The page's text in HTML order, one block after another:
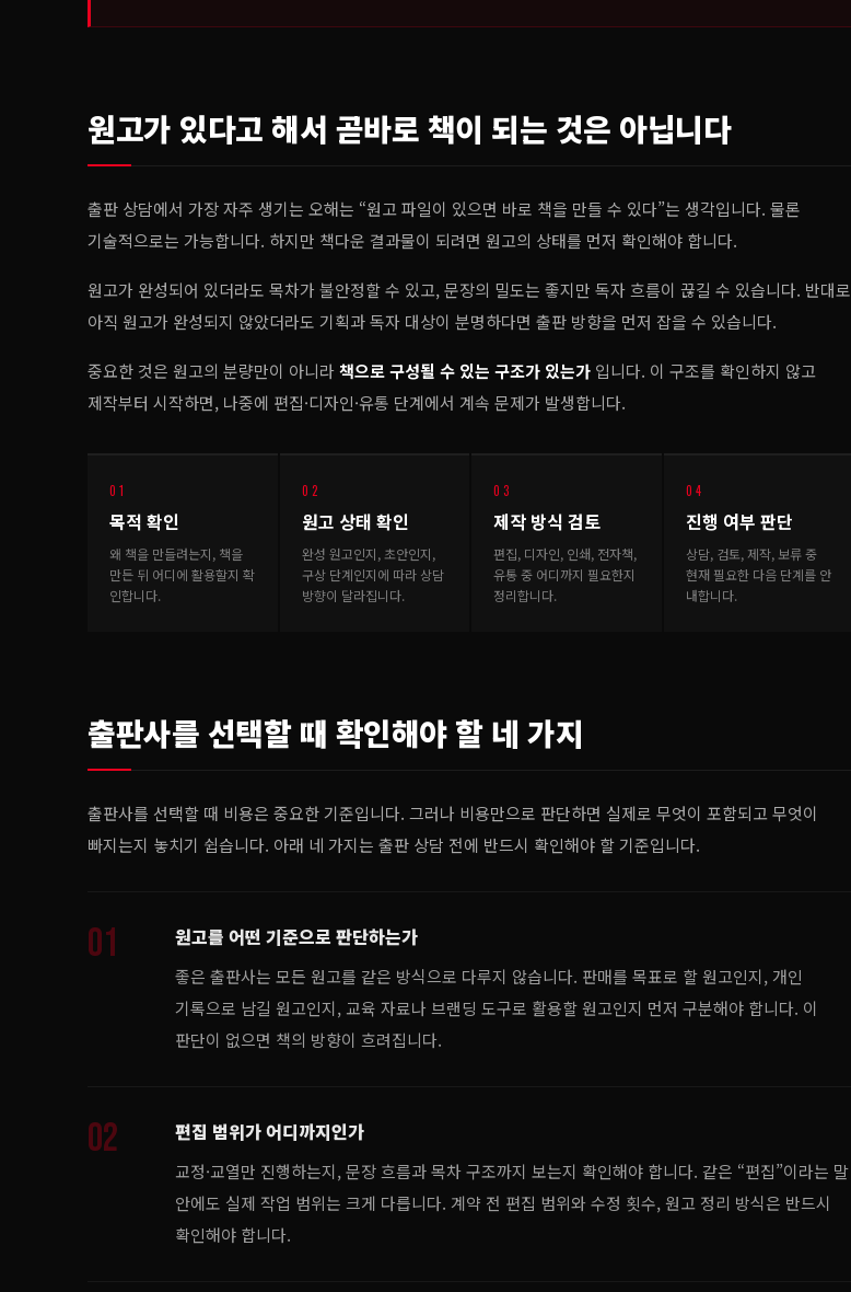
원고가 있다고 해서 곧바로 책이 되는 것은 아닙니다
출판 상담에서 가장 자주 생기는 오해는 “원고 파일이 있으면 바로 책을 만들 수 있다”는 생각입니다. 물론
기술적으로는 가능합니다. 하지만 책다운 결과물이 되려면 원고의 상태를 먼저 확인해야 합니다.
원고가 완성되어 있더라도 목차가 불안정할 수 있고, 문장의 밀도는 좋지만 독자 흐름이 끊길 수 있습니다. 반대로
아직 원고가 완성되지 않았더라도 기획과 독자 대상이 분명하다면 출판 방향을 먼저 잡을 수 있습니다.
중요한 것은 원고의 분량만이 아니라책으로 구성될 수 있는 구조가 있는가 입니다. 이 구조를 확인하지 않고
제작부터 시작하면, 나중에 편집·디자인·유통 단계에서 계속 문제가 발생합니다.
01
목적 확인
왜 책을 만들려는지, 책을
만든 뒤 어디에 활용할지 확
인합니다.
02
원고 상태 확인
완성 원고인지, 초안인지,
구상 단계인지에 따라 상담
방향이 달라집니다.
03
제작 방식 검토
편집, 디자인, 인쇄, 전자책,
유통 중 어디까지 필요한지
정리합니다.
04
진행 여부 판단
상담, 검토, 제작, 보류 중
현재 필요한 다음 단계를 안
내합니다.
출판사를 선택할 때 확인해야 할 네 가지
출판사를 선택할 때 비용은 중요한 기준입니다. 그러나 비용만으로 판단하면 실제로 무엇이 포함되고 무엇이
빠지는지 놓치기 쉽습니다. 아래 네 가지는 출판 상담 전에 반드시 확인해야 할 기준입니다.
01 원고를 어떤 기준으로 판단하는가
좋은 출판사는 모든 원고를 같은 방식으로 다루지 않습니다. 판매를 목표로 할 원고인지, 개인
기록으로 남길 원고인지, 교육 자료나 브랜딩 도구로 활용할 원고인지 먼저 구분해야 합니다. 이
판단이 없으면 책의 방향이 흐려집니다.
02 편집 범위가 어디까지인가
교정·교열만 진행하는지, 문장 흐름과 목차 구조까지 보는지 확인해야 합니다. 같은 “편집”이라는 말
안에도 실제 작업 범위는 크게 다릅니다. 계약 전 편집 범위와 수정 횟수, 원고 정리 방식은 반드시
확인해야 합니다.